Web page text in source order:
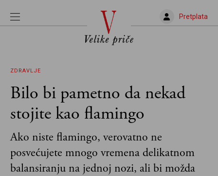
Pretplata
ZDRAVLJE
Bilo bi pametno da nekad
stojite kao flamingo
Ako niste flamingo, verovatno ne
posvećujete mnogo vremena delikatnom
balansiranju na jednoj nozi, ali bi možda